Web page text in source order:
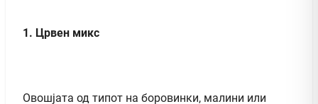
1. Црвен микс
Овошјата од типот на боровинки, малини или